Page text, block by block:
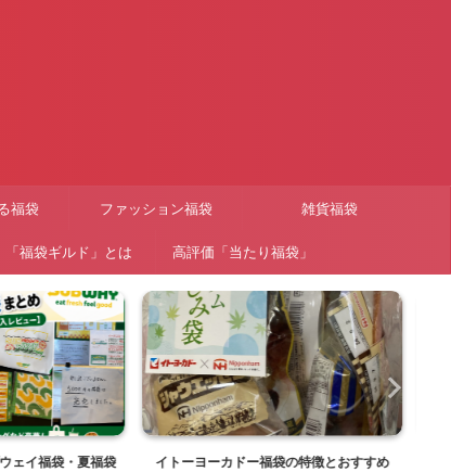
福袋 ファッション福袋 雑貨福袋
「福袋ギルド」とは 高評価「当たり福袋」
の特徴とおすすめ
マックス石鹸福袋を楽天で購入！訳あり